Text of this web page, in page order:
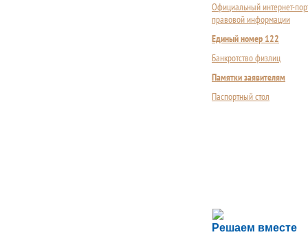
Официальный интернет-
правовой информации
Единый номер 122
Банкротство физлиц
Памятки заявителям
Паспортный стол
Решаем вместе
Сложности с
Сообщите об этом